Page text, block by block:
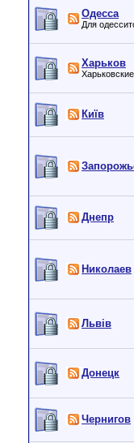
Одесса
Для
Харьков
Київ
Днепр
Николаев
Львiв
Донецк
Чернигов